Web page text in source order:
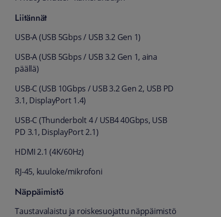
Liitännät
USB-A (USB 5Gbps / USB 3.2 Gen 1)
USB-A (USB 5Gbps / USB 3.2 Gen 1, aina
päällä)
USB-C (USB 10Gbps / USB 3.2 Gen 2, USB PD
3.1, DisplayPort 1.4)
USB-C (Thunderbolt 4 / USB4 40Gbps, USB
PD 3.1, DisplayPort 2.1)
HDMI 2.1 (4K/60Hz)
RJ-45, kuuloke/mikrofoni
Näppäimistö
Taustavalaistu ja roiskesuojattu näppäimistö